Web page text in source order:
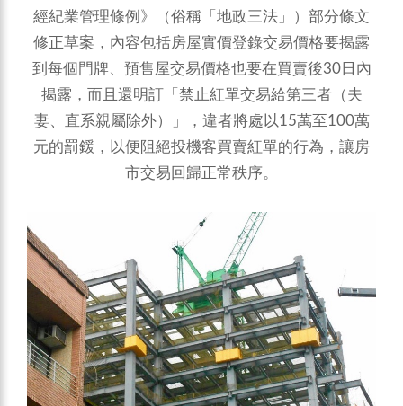
經紀業管理條例》（俗稱「地政三法」）部分條文
修正草案，內容包括房屋實價登錄交易價格要揭露
到每個門牌、預售屋交易價格也要在買賣後30日內
揭露，而且還明訂「禁止紅單交易給第三者（夫
妻、直系親屬除外）」，違者將處以15萬至100萬
元的罰鍰，以便阻絕投機客買賣紅單的行為，讓房
市交易回歸正常秩序。